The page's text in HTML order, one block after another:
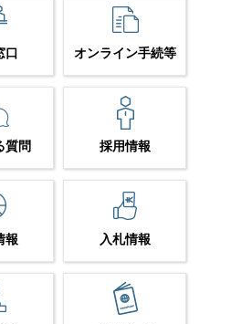
口 オンライン手続等
質問 採用情報
報 入札情報